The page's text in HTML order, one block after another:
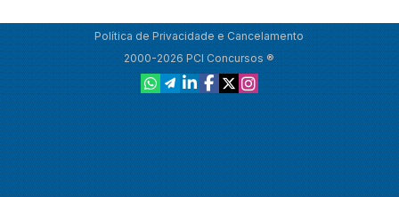
Política de Privacidade e Cancelamento
2000-2026 PCI Concursos ®